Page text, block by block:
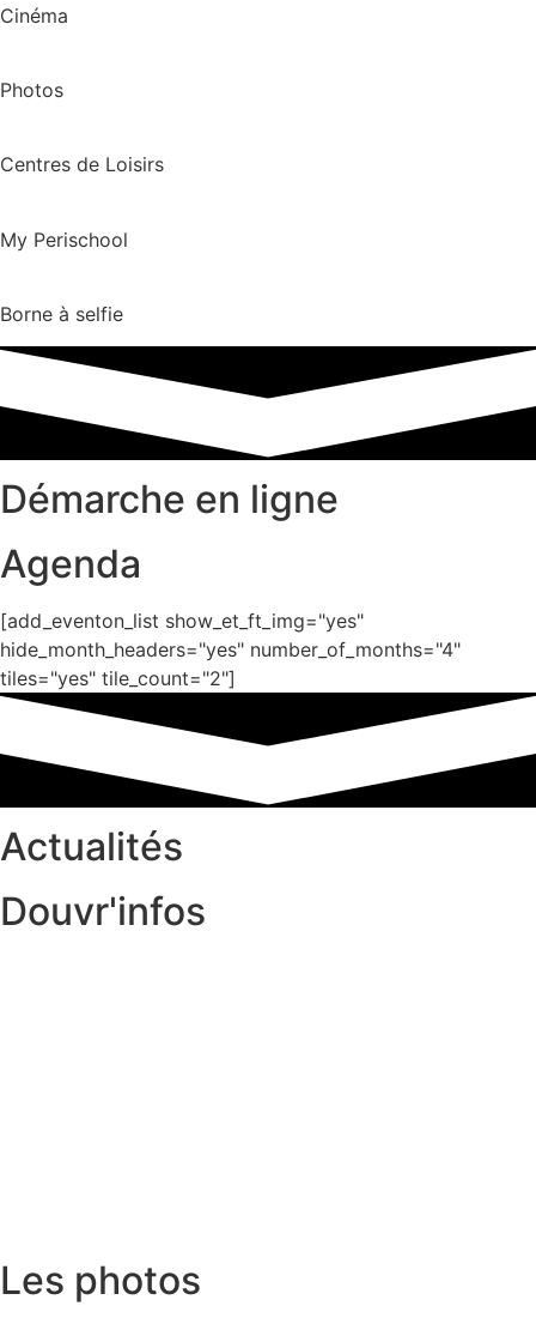
Cinéma
Photos
Centres de Loisirs
My Perischool
Borne à selfie
Démarche en ligne
Agenda
[add_eventon_list show_et_ft_img="yes"
hide_month_headers="yes" number_of_months="4"
tiles="yes" tile_count="2"]
Actualités
Douvr'infos
Les photos